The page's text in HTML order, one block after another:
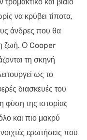
να κρύβει τίποτα,
άνδρες που θα
ζωή. Ο Cooper
τη σκηνή
ως το
διασκευές του
της ιστορίας
και πιο μακρύ
ερωτήσεις που